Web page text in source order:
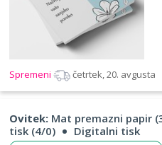
Spremeni četrtek, 20. avgusta
Ovitek: Mat premazni papir
tisk (4/0)
Digitalni tisk